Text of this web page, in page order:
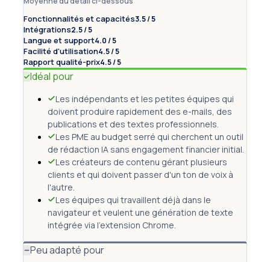
Fonctionnalités et capacités3.5 / 5
Intégrations2.5 / 5
Langue et support4.0 / 5
Facilité d'utilisation4.5 / 5
Rapport qualité-prix4.5 / 5
Idéal pour
Les indépendants et les petites équipes qui
doivent produire rapidement des e-mails, des
publications et des textes professionnels.
Les PME au budget serré qui cherchent un outil
de rédaction IA sans engagement financier initial.
Les créateurs de contenu gérant plusieurs
clients et qui doivent passer d'un ton de voix à
l'autre.
Les équipes qui travaillent déjà dans le
navigateur et veulent une génération de texte
intégrée via l'extension Chrome.
Peu adapté pour